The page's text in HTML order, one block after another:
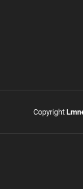
Copyright